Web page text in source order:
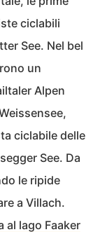
ciclabili
See. Nel bel
un
Alpen
ciclabile delle
See. Da
le ripide
a Villach.
al lago Faaker